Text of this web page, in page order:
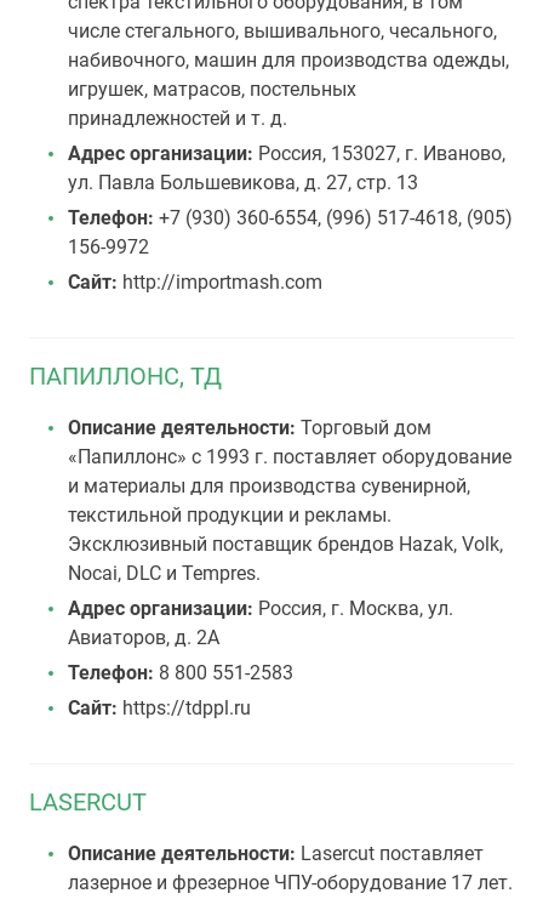
числе стегального, вышивального, чесального,
набивочного, машин для производства одежды,
игрушек, матрасов, постельных
принадлежностей и т. д.
Адрес организации: Россия, 153027, г. Иваново,
ул. Павла Большевикова, д. 27, стр. 13
Телефон: +7 (930) 360-6554, (996) 517-4618, (905)
156-9972
Сайт: http://importmash.com
ПАПИЛЛОНС, ТД
Описание деятельности: Торговый дом
«Папиллонс» с 1993 г. поставляет оборудование
и материалы для производства сувенирной,
текстильной продукции и рекламы.
Эксклюзивный поставщик брендов Hazak, Volk,
Nocai, DLC и Tempres.
Адрес организации: Россия, г. Москва, ул.
Авиаторов, д. 2А
Телефон: 8 800 551-2583
Сайт: https://tdppl.ru
LASERCUT
Описание деятельности: Lasercut поставляет
лазерное и фрезерное ЧПУ-оборудование 17 лет.